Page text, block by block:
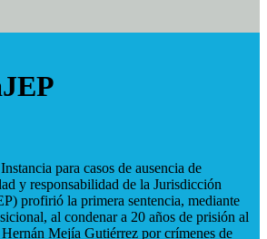
para casos de ausencia de
y responsabilidad de la Jurisdicción
profirió la primera sentencia, mediante
al condenar a 20 años de prisión al
Mejía Gutiérrez por crímenes de